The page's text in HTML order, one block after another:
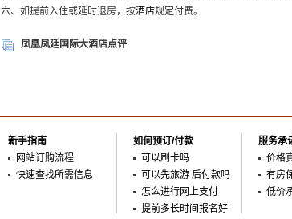
六、如提前入住或延时退房，按酒店规定付费。
凤凰凤廷国际大酒店点评
新手指南
网站订购流程
快速查找所需信息
如何预订/付款
可以刷卡吗
可以先旅游 后付款吗
怎么进行网上支付
提前多长时间报名好
服务承
价格
有房
低价